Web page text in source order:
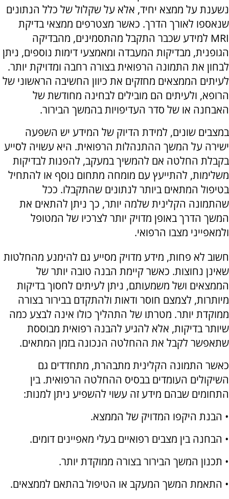
נשענת על ממצא יחיד, אלא על שקלול של כלל הנתונים
שנאספו לאורך הדרך. כאשר מצטרפים ממצאי בדיקת
MRI למידע שכבר התקבל מהתסמינים, מהבדיקה
הגופנית, מבדיקות המעבדה ומאמצעי דימות נוספים, ניתן
לבחון את התמונה הרפואית בצורה רחבה ומדויקת יותר.
לעיתים הממצאים מחזקים את כיוון החשיבה הראשוני של
הרופא, ולעיתים הם מובילים לבחינה מחודשת של
האבחנה או של סדר העדיפויות בהמשך הבירור.
במצבים שונים, למידת הדיוק של המידע יש השפעה
ישירה על המשך ההתנהלות הרפואית. היא עשויה לסייע
בקבלת החלטה אם להמשיך במעקב, להפנות לבדיקות
משלימות, להתייעץ עם מומחה מתחום נוסף או להתחיל
בטיפול המתאים ביותר לנתונים שהתקבלו. ככל
שהתמונה הקלינית שלמה יותר, כך ניתן להתאים את
המשך הדרך באופן מדויק יותר לצרכיו של המטופל
ולמאפייני מצבו הרפואי.
חשוב לא פחות, מידע מדויק מסייע גם להימנע מהחלטות
שאינן נחוצות. כאשר קיימת הבנה טובה יותר של
הממצאים ושל משמעותם, ניתן לעיתים לחסוך בדיקות
מיותרות, לצמצם חוסר ודאות ולהתקדם בבירור בצורה
ממוקדת יותר. מטרתו של התהליך כולו אינה לבצע כמה
שיותר בדיקות, אלא להגיע להבנה רפואית מבוססת
שתאפשר לקבל את ההחלטה הנכונה בזמן המתאים.
כאשר התמונה הקלינית מתבהרת, מתחדדים גם
השיקולים העומדים בבסיס ההחלטה הרפואית. בין
התחומים שבהם מידע זה עשוי להשפיע ניתן למנות:
• הבנת היקפו המדויק של הממצא.
• הבחנה בין מצבים רפואיים בעלי מאפיינים דומים.
• תכנון המשך הבירור בצורה ממוקדת יותר.
• התאמת המשך המעקב או הטיפול בהתאם לממצאים.